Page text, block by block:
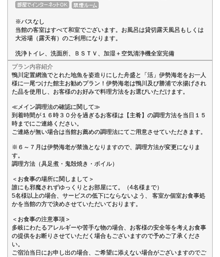
※バスなし
当館の客室はすべて和室でございます。お風呂は貸切露天風呂もしくは
大浴場（露天有）のご利用になります。
洗浄トイレ、洗面所、ＢＳＴＶ、加湿＋空気清浄機全室完備
プラン内容紹介
鴨川定置網漁でとれた地魚を姿造りにした舟盛と「活」伊勢海老をお一人
様に一尾つけた館主お勧めプラン！伊勢海老は鴨川及び勝浦で水揚げされ
た品を使用し、お客様のお好みで料理方法をお選びいただけます。
≪メイン調理法の確認に関して≫
到着時間が１６時３０分を過ぎるお客様は【主肴】の調理方法を当日１５
時までにご連絡ください。
ご連絡が無い場合は当館お薦めの調理法にてご用意させていただきます。
※６～７月は伊勢海老が禁漁となりますので、調理方法が変更になりま
す。
調理方法（具足煮・鬼殻焼き・ボイル）
＜お食事の場所に関しまして＞
誰にも邪魔されずゆっくりとお部屋にて。（4名様まで）
5名様以上の場合、サービスの低下にならないよう、 客室か個室お食事処
かを当館の方で決めさせていただいております。
＜お食事の注意事項＞
多岐にわたるアレルギーや苦手な物の場合、お客様の安全等を考えお食事
の提供をお断りさせていただく場合もございますので予めご了承くださ
い。
ご宿泊当日にお申し出の場合、ご希望に添えない場合がございますのでご